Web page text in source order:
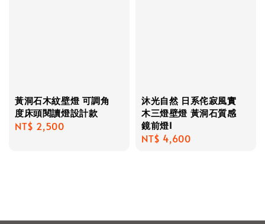
黃洞石木紋壁燈 可調角
度床頭閱讀燈設計款
Regular
NT$ 2,500
沐光自然 日系侘寂風實
木三燈壁燈 黃洞石質感
鏡前燈I
Regular
NT$ 4,600